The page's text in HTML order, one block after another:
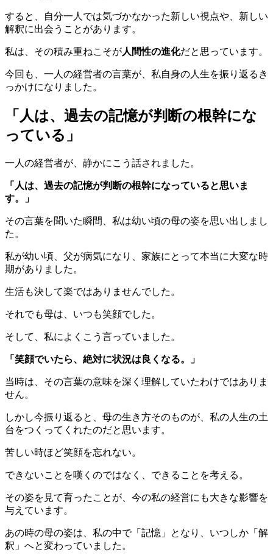
すると、自分一人では気づかなかった新しい視点や、新しい
解釈に出会うことがあります。
私は、その積み重ねこそが人間性の進化だと思っています。
今回も、一人の経営者の言葉が、私自身の人生を振り返るき
っかけになりました。
「人は、過去の記憶が判断の根幹にな
っている」
一人の経営者が、静かにこう話されました。
「人は、過去の記憶が判断の根幹になっていると思いま
す。」
その言葉を聞いた瞬間、私は幼い頃の母の姿を思い出しまし
た。
私が幼い頃、父が病気になり、家族にとって本当に大変な時
期がありました。
生活も決して楽ではありませんでした。
それでも母は、いつも笑顔でした。
そして、私によくこう言っていました。
「笑顔でいたら、絶対に状況は良くなる。」
当時は、その言葉の意味を深く理解していたわけではありま
せん。
しかし今振り返ると、母の生き方そのものが、私の人生の土
台をつくってくれたのだと思います。
苦しい時ほど笑顔を忘れない。
できないことを嘆くのではなく、できることを考える。
その姿を見て育ったことが、今の私の経営にも大きな影響を
与えています。
あの時の母の姿は、私の中で「記憶」となり、いつしか「解
釈」へと変わっていました。